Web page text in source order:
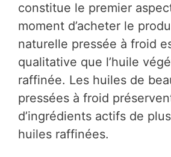
constitue le premier
moment d’acheter le
naturelle pressée à froid
qualitative que l’huile
raffinée. Les huiles de
pressées à froid
d’ingrédients actifs de
huiles raffinées.